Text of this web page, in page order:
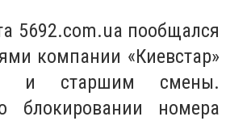
5692.com.ua пообщался
компании «Киевстар»
и старшим смены.
блокировании номера